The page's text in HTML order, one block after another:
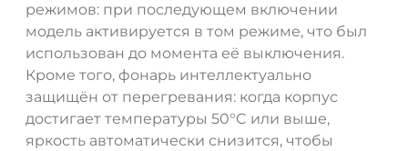
режимов: при последующем включении
модель активируется в том режиме, что был
использован до момента её выключения.
Кроме того, фонарь интеллектуально
защищён от перегревания: когда корпус
достигает температуры 50°C или выше,
яркость автоматически снизится, чтобы